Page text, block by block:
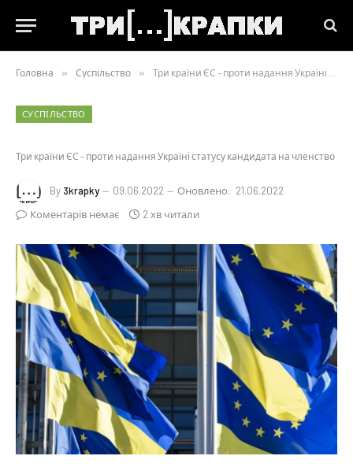
Головна » Суспільство » Три країни ЄС – проти надання Україні статусу кандидата на членство
СУСПІЛЬСТВО
Три країни ЄС – проти надання Україні статусу кандидата на членство
By 3krapky 09.06.2022 Оновлено: 21.06.2022
Коментарів немає
2 хв читали